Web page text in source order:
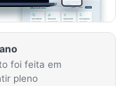
foi feita em
pleno